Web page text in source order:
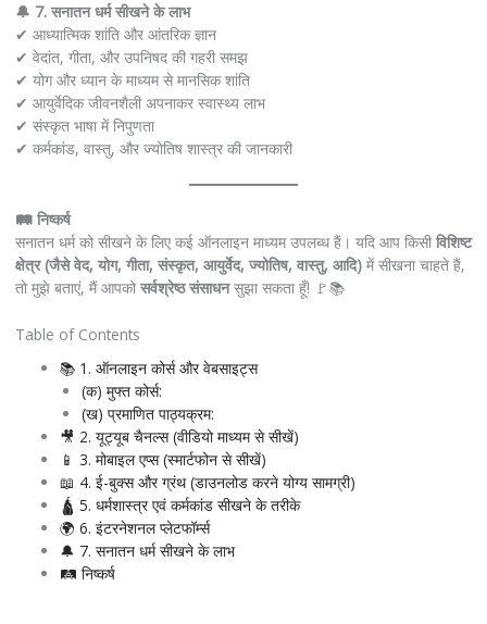
🔔 7. सनातन धर्म सीखने के लाभ
✔ आध्यात्मिक शांति और आंतरिक ज्ञान
✔ वेदांत, गीता, और उपनिषद की गहरी समझ
✔ योग और ध्यान के माध्यम से मानसिक शांति
✔ आयुर्वेदिक जीवनशैली अपनाकर स्वास्थ्य लाभ
✔ संस्कृत भाषा में निपुणता
✔ कर्मकांड, वास्तु, और ज्योतिष शास्त्र की जानकारी
🛤 निष्कर्ष
सनातन धर्म को सीखने के लिए कई ऑनलाइन माध्यम उपलब्ध हैं। यदि आप किसी विशिष्ट
क्षेत्र (जैसे वेद, योग, गीता, संस्कृत, आयुर्वेद, ज्योतिष, वास्तु, आदि)में सीखना चाहते हैं,
तो मुझे बताएं, मैं आपको सर्वश्रेष्ठ संसाधनसुझा सकता हूँ! 🚩📚
Table of Contents
📚 1. ऑनलाइन कोर्स और वेबसाइट्स
(क) मुफ्त कोर्स:
(ख) प्रमाणित पाठ्यक्रम:
🎥 2. यूट्यूब चैनल्स (वीडियो माध्यम से सीखें)
📱 3. मोबाइल एप्स (स्मार्टफोन से सीखें)
📖 4. ई-बुक्स और ग्रंथ (डाउनलोड करने योग्य सामग्री)
🛕 5. धर्मशास्त्र एवं कर्मकांड सीखने के तरीके
🌍 6. इंटरनेशनल प्लेटफॉर्म्स
🔔 7. सनातन धर्म सीखने के लाभ
🛤 निष्कर्ष